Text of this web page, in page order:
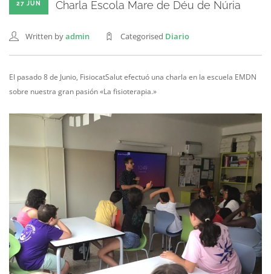
27 JUN Charla Escola Mare de Déu de Núria
Written byadmin Categorised Diario
El pasado 8 de Junio, FisiocatSalut efectuó una charla en la escuela EMDN
sobre nuestra gran pasión «La fisioterapia.»